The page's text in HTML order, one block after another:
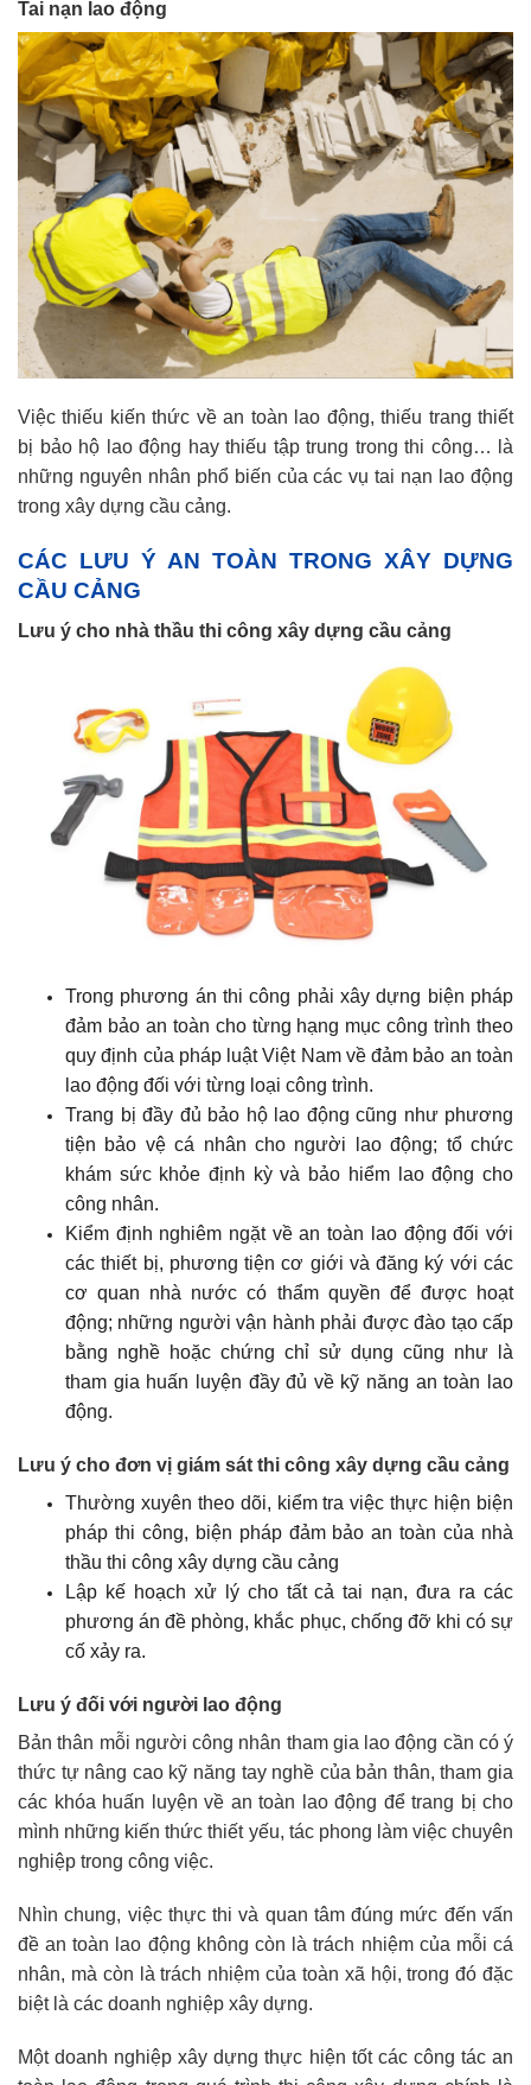
Tai nạn lao động
Việc thiếu kiến thức về an toàn lao động, thiếu trang thiết
bị bảo hộ lao động hay thiếu tập trung trong thi công… là
những nguyên nhân phổ biến của các vụ tai nạn lao động
trong xây dựng cầu cảng.
CÁC LƯU Ý AN TOÀN TRONG XÂY DỰNG
CẦU CẢNG
Lưu ý cho nhà thầu thi công xây dựng cầu cảng
Trong phương án thi công phải xây dựng biện pháp
đảm bảo an toàn cho từng hạng mục công trình theo
quy định của pháp luật Việt Nam về đảm bảo an toàn
lao động đối với từng loại công trình.
Trang bị đầy đủ bảo hộ lao động cũng như phương
tiện bảo vệ cá nhân cho người lao động; tổ chức
khám sức khỏe định kỳ và bảo hiểm lao động cho
công nhân.
Kiểm định nghiêm ngặt về an toàn lao động đối với
các thiết bị, phương tiện cơ giới và đăng ký với các
cơ quan nhà nước có thẩm quyền để được hoạt
động; những người vận hành phải được đào tạo cấp
bằng nghề hoặc chứng chỉ sử dụng cũng như là
tham gia huấn luyện đầy đủ về kỹ năng an toàn lao
động.
Lưu ý cho đơn vị giám sát thi công xây dựng cầu cảng
Thường xuyên theo dõi, kiểm tra việc thực hiện biện
pháp thi công, biện pháp đảm bảo an toàn của nhà
thầu thi công xây dựng cầu cảng
Lập kế hoạch xử lý cho tất cả tai nạn, đưa ra các
phương án đề phòng, khắc phục, chống đỡ khi có sự
cố xảy ra.
Lưu ý đối với người lao động
Bản thân mỗi người công nhân tham gia lao động cần có ý
thức tự nâng cao kỹ năng tay nghề của bản thân, tham gia
các khóa huấn luyện về an toàn lao động để trang bị cho
mình những kiến thức thiết yếu, tác phong làm việc chuyên
nghiệp trong công việc.
Nhìn chung, việc thực thi và quan tâm đúng mức đến vấn
đề an toàn lao động không còn là trách nhiệm của mỗi cá
nhân, mà còn là trách nhiệm của toàn xã hội, trong đó đặc
biệt là các doanh nghiệp xây dựng.
Một doanh nghiệp xây dựng thực hiện tốt các công tác an